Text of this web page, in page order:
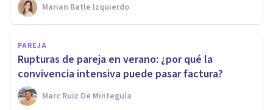
Marian Batle Izquierdo
PAREJA
Rupturas de pareja en verano: ¿por qué la
convivencia intensiva puede pasar factura?
Marc Ruiz De Minteguía